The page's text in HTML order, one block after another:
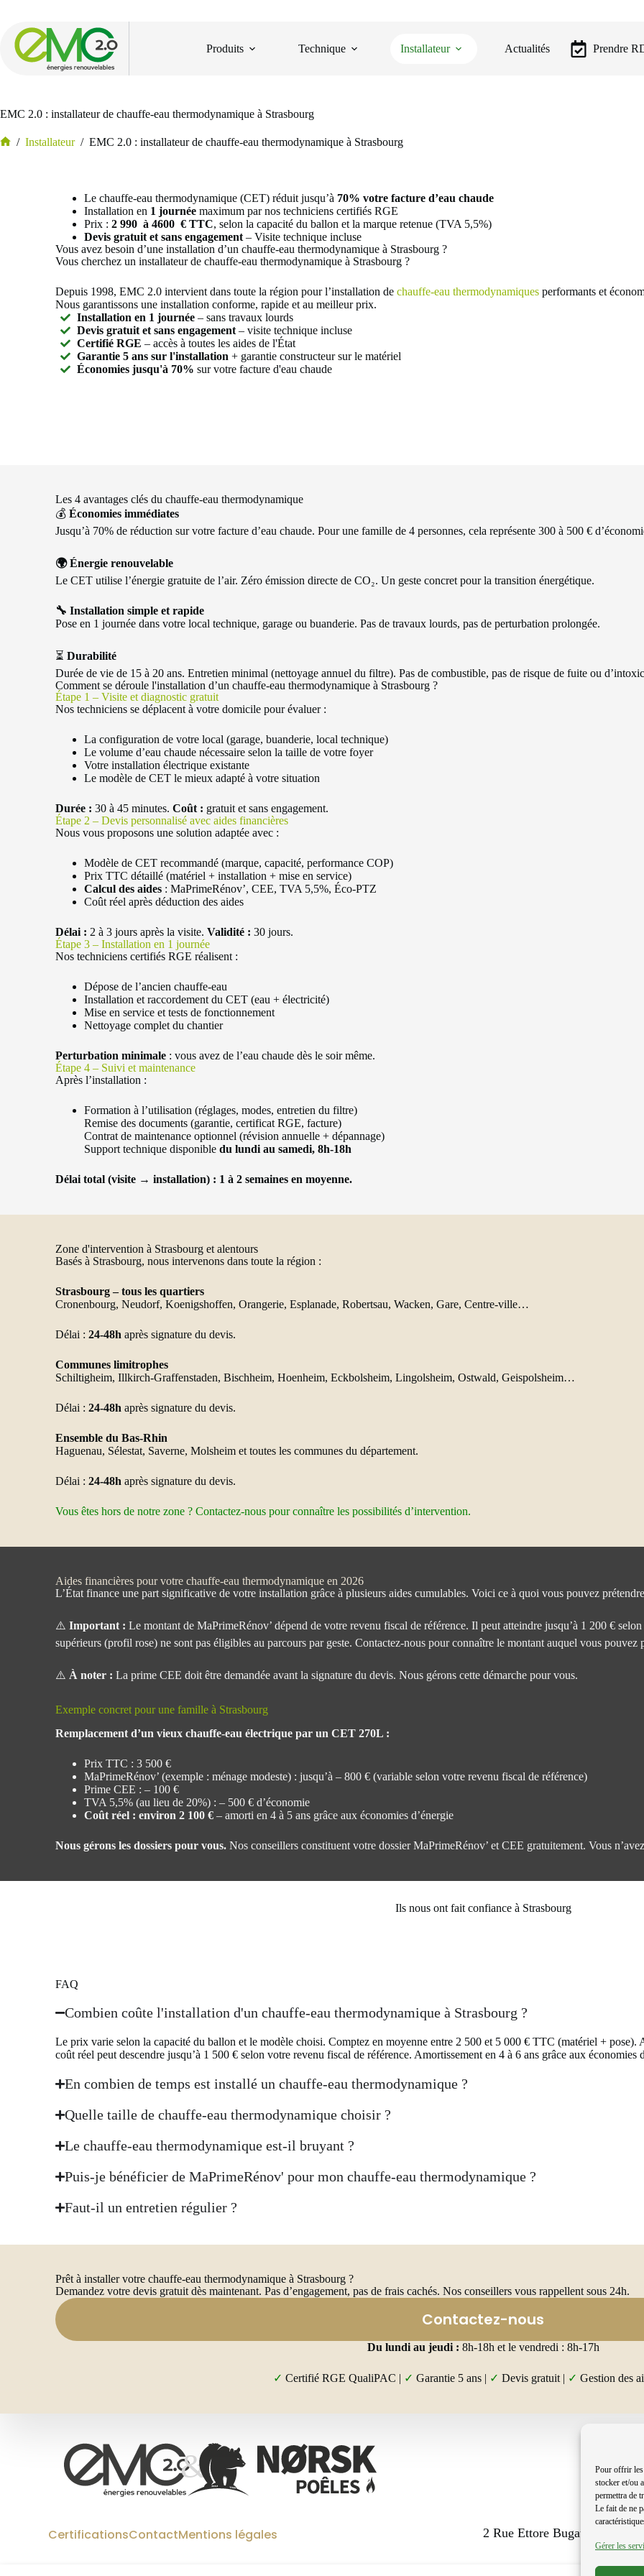
Pour offrir les
stocker et/ou
permettra de
Le fait de ne
Gérer les
Produits Technique Installateur Actualités Prendre
EMC 2.0 : installateur de chauffe-eau thermodynamique à Strasbourg
/ Installateur / EMC 2.0 : installateur de chauffe-eau thermodynamique à Strasbourg
Le chauffe-eau thermodynamique (CET) réduit jusqu’à 70% votre facture d’eau chaude
Installation en 1 journée maximum par nos techniciens certifiés RGE
Prix :2 990 à 4600 € TTC, selon la capacité du ballon et la marque retenue (TVA 5,5%)
Devis gratuit et sans engagement – Visite technique incluse
Vous avez besoin d’une installation d’un chauffe-eau thermodynamique à Strasbourg ?
Vous cherchez un installateur de chauffe-eau thermodynamique à Strasbourg ?
Depuis 1998, EMC 2.0 intervient dans toute la région pour l’installation dechauffe-eau thermodynamiques performants et
Nous garantissons une installation conforme, rapide et au meilleur prix.
Installation en 1 journée– sans travaux lourds
Devis gratuit et sans engagement– visite technique incluse
Certifié RGE – accès à toutes les aides de l'État
Garantie 5 ans sur l'installation + garantie constructeur sur le matériel
Économies jusqu'à 70% sur votre facture d'eau chaude
Les 4 avantages clés du chauffe-eau thermodynamique
💰Économies immédiates
Jusqu’à 70% de réduction sur votre facture d’eau chaude. Pour une famille de 4 personnes, cela représente 300 à 500 €
🌍 Énergie renouvelable
Le CET utilise l’énergie gratuite de l’air. Zéro émission directe de CO₂. Un geste concret pour la transition énergétique.
🔧 Installation simple et rapide
Pose en 1 journée dans votre local technique, garage ou buanderie. Pas de travaux lourds, pas de perturbation prolongée.
⏳Durabilité
Durée de vie de 15 à 20 ans. Entretien minimal (nettoyage annuel du filtre). Pas de combustible, pas de risque de fuite ou
Comment se déroule l'installation d’un chauffe-eau thermodynamique à Strasbourg ?
Étape 1 – Visite et diagnostic gratuit
Nos techniciens se déplacent à votre domicile pour évaluer :
La configuration de votre local (garage, buanderie, local technique)
Le volume d’eau chaude nécessaire selon la taille de votre foyer
Votre installation électrique existante
Le modèle de CET le mieux adapté à votre situation
Durée : 30 à 45 minutes.Coût : gratuit et sans engagement.
Étape 2 – Devis personnalisé avec aides financières
Nous vous proposons une solution adaptée avec :
Modèle de CET recommandé (marque, capacité, performance COP)
Prix TTC détaillé (matériel + installation + mise en service)
Calcul des aides : MaPrimeRénov’, CEE, TVA 5,5%, Éco-PTZ
Coût réel après déduction des aides
Délai : 2 à 3 jours après la visite.Validité : 30 jours.
Étape 3 – Installation en 1 journée
Nos techniciens certifiés RGE réalisent :
Dépose de l’ancien chauffe-eau
Installation et raccordement du CET (eau + électricité)
Mise en service et tests de fonctionnement
Nettoyage complet du chantier
Perturbation minimale : vous avez de l’eau chaude dès le soir même.
Étape 4 – Suivi et maintenance
Après l’installation :
Formation à l’utilisation (réglages, modes, entretien du filtre)
Remise des documents (garantie, certificat RGE, facture)
Contrat de maintenance optionnel (révision annuelle + dépannage)
Support technique disponibledu lundi au samedi, 8h-18h
Délai total (visite → installation) : 1 à 2 semaines en moyenne.
Zone d'intervention à Strasbourg et alentours
Basés à Strasbourg, nous intervenons dans toute la région :
Strasbourg – tous les quartiers
Cronenbourg, Neudorf, Koenigshoffen, Orangerie, Esplanade, Robertsau, Wacken, Gare, Centre-ville…
Délai :24-48h après signature du devis.
Communes limitrophes
Schiltigheim, Illkirch-Graffenstaden, Bischheim, Hoenheim, Eckbolsheim, Lingolsheim, Ostwald, Geispolsheim…
Délai :24-48h après signature du devis.
Ensemble du Bas-Rhin
Haguenau, Sélestat, Saverne, Molsheim et toutes les communes du département.
Délai :24-48h après signature du devis.
Vous êtes hors de notre zone ? Contactez-nous pour connaître les possibilités d’intervention.
Aides financières pour votre chauffe-eau thermodynamique en 2026
L’État finance une part significative de votre installation grâce à plusieurs aides cumulables. Voici ce à quoi vous pouvez
⚠️Important : Le montant de MaPrimeRénov’ dépend de votre revenu fiscal de référence. Il peut atteindre jusqu’à 1 200 €
supérieurs (profil rose) ne sont pas éligibles au parcours par geste. Contactez-nous pour connaître le montant auquel vous pouvez
⚠️ À noter : La prime CEE doit être demandée avant la signature du devis. Nous gérons cette démarche pour vous.
Exemple concret pour une famille à Strasbourg
Remplacement d’un vieux chauffe-eau électrique par un CET 270L :
Prix TTC : 3 500 €
MaPrimeRénov’ (exemple : ménage modeste) : jusqu’à – 800 € (variable selon votre revenu fiscal de référence)
Prime CEE : – 100 €
TVA 5,5% (au lieu de 20%) : – 500 € d’économie
Coût réel : environ 2 100 € – amorti en 4 à 5 ans grâce aux économies d’énergie
Nous gérons les dossiers pour vous.Nos conseillers constituent votre dossier MaPrimeRénov’ et CEE gratuitement. Vous
Ils nous ont fait confiance à Strasbourg
FAQ
Combien coûte l'installation d'un chauffe-eau thermodynamique à Strasbourg ?
Le prix varie selon la capacité du ballon et le modèle choisi. Comptez en moyenne entre 2 500 et 5 000 € TTC (matériel +
coût réel peut descendre jusqu’à 1 500 € selon votre revenu fiscal de référence. Amortissement en 4 à 6 ans grâce aux économies
En combien de temps est installé un chauffe-eau thermodynamique ?
Quelle taille de chauffe-eau thermodynamique choisir ?
Le chauffe-eau thermodynamique est-il bruyant ?
Puis-je bénéficier de MaPrimeRénov' pour mon chauffe-eau thermodynamique ?
Faut-il un entretien régulier ?
Prêt à installer votre chauffe-eau thermodynamique à Strasbourg ?
Demandez votre devis gratuit dès maintenant. Pas d’engagement, pas de frais cachés. Nos conseillers vous rappellent sous 24h.
Contactez-nous
Du lundi au jeudi : 8h-18h et le vendredi : 8h-17h
✓ Certifié RGE QualiPAC | ✓ Garantie 5 ans | ✓ Devis gratuit | ✓ Gestion des
CertificationsContactMentions légales 2 Rue Ettore Bugatti 67201